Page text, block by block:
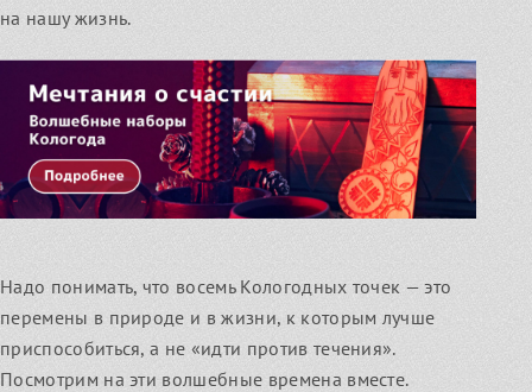
Узнать
на нашу жизнь.
Надо понимать, что восемь Кологодных точек — это
перемены в природе и в жизни, к которым лучше
приспособиться, а не «идти против течения».
Посмотрим на эти волшебные времена вместе.